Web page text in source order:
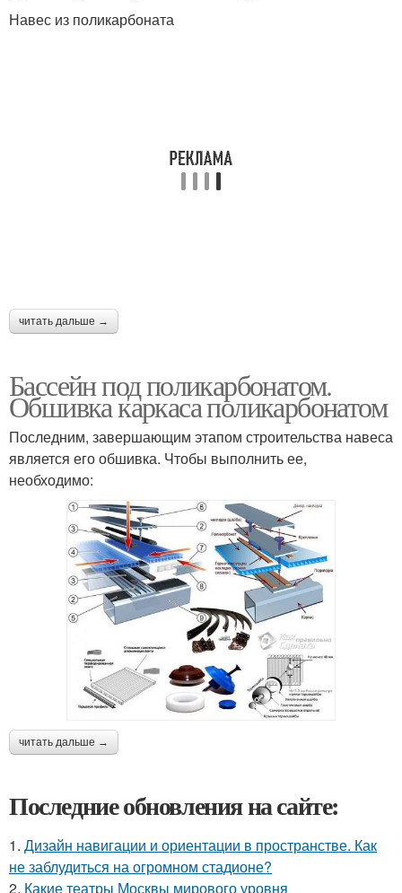
Навес из поликарбоната
читать дальше →
Бассейн под поликарбонатом.
Обшивка каркаса поликарбонатом
Последним, завершающим этапом строительства навеса
является его обшивка. Чтобы выполнить ее,
необходимо:
читать дальше →
Последние обновления на сайте:
1. Дизайн навигации и ориентации в пространстве. Как
не заблудиться на огромном стадионе?
2. Какие театры Москвы мирового уровня